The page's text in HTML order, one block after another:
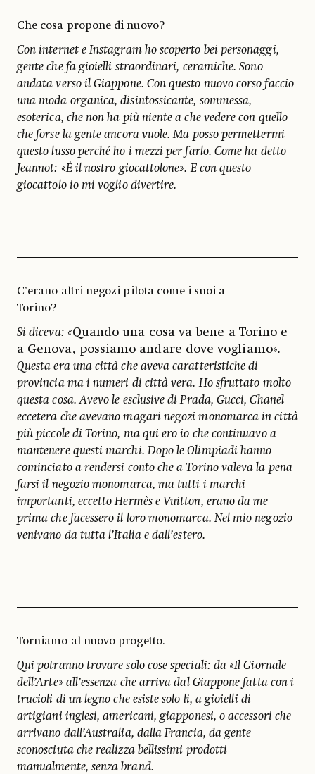
Che cosa propone di nuovo?
Con internet e Instagram ho scoperto bei personaggi,
gente che fa gioielli straordinari, ceramiche. Sono
andata verso il Giappone. Con questo nuovo corso faccio
una moda organica, disintossicante, sommessa,
esoterica, che non ha più niente a che vedere con quello
che forse la gente ancora vuole. Ma posso permettermi
questo lusso perché ho i mezzi per farlo. Come ha detto
Jeannot: «È il nostro giocattolone». E con questo
giocattolo io mi voglio divertire.
C’erano altri negozi pilota come i suoi a
Torino?
Si diceva: «Quando una cosa va bene a Torino e
a Genova, possiamo andare dove vogliamo».
Questa era una città che aveva caratteristiche di
provincia ma i numeri di città vera. Ho sfruttato molto
questa cosa. Avevo le esclusive di Prada, Gucci, Chanel
eccetera che avevano magari negozi monomarca in città
più piccole di Torino, ma qui ero io che continuavo a
mantenere questi marchi. Dopo le Olimpiadi hanno
cominciato a rendersi conto che a Torino valeva la pena
farsi il negozio monomarca, ma tutti i marchi
importanti, eccetto Hermès e Vuitton, erano da me
prima che facessero il loro monomarca. Nel mio negozio
venivano da tutta l’Italia e dall’estero.
Torniamo al nuovo progetto.
Qui potranno trovare solo cose speciali: da «Il Giornale
dell’Arte» all’essenza che arriva dal Giappone fatta con i
trucioli di un legno che esiste solo lì, a gioielli di
artigiani inglesi, americani, giapponesi, o accessori che
arrivano dall’Australia, dalla Francia, da gente
sconosciuta che realizza bellissimi prodotti
manualmente, senza brand.